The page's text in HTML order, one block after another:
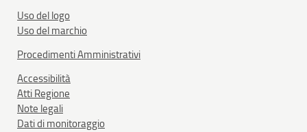
Uso del logo
Uso del marchio
Procedimenti Amministrativi
Accessibilità
Atti Regione
Note legali
Dati di monitoraggio